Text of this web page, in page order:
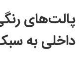
پالت‌های
داخلی به